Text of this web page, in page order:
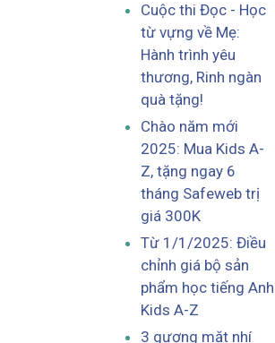
Cuộc thi Đọc - Học
từ vựng về Mẹ:
Hành trình yêu
thương, Rinh ngàn
quà tặng!
Chào năm mới
2025: Mua Kids A-
Z, tặng ngay 6
tháng Safeweb trị
giá 300K
Từ 1/1/2025: Điều
chỉnh giá bộ sản
phẩm học tiếng Anh
Kids A-Z
3 gương mặt nhí